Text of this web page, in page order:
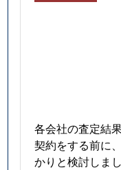
各会社の査定結
契約をする前に
かりと検討しまし